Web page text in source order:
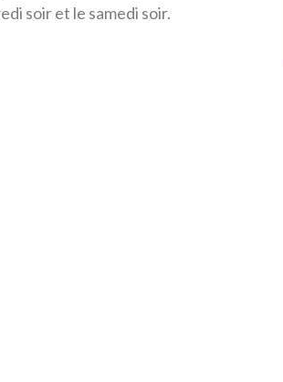
soir et le samedi soir.